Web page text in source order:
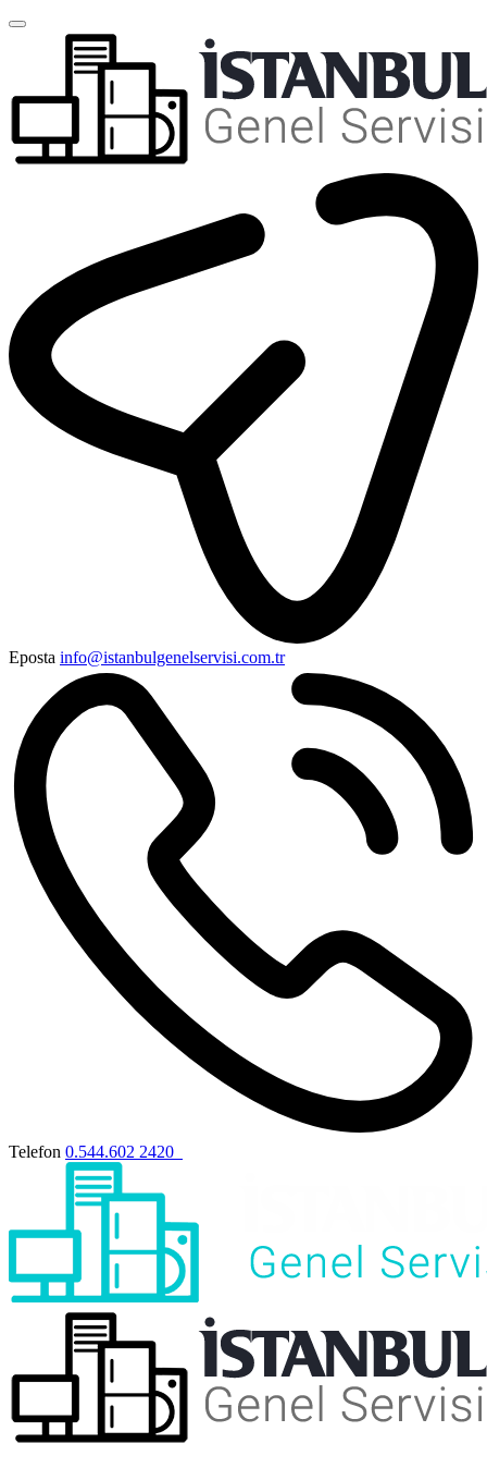
Eposta info@istanbulgenelservisi.com.tr
Telefon 0.544.602 2420